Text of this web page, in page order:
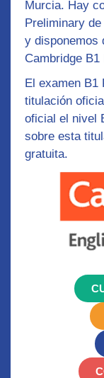
Murcia. Hay
Preliminary
y disponemos
Cambridge
El examen B1
titulación
oficial el nivel
sobre esta
gratuita.